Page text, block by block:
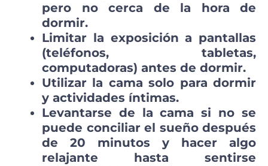
pero no cerca de la hora de
dormir.
Limitar la exposición a pantallas
(teléfonos, tabletas,
computadoras) antes de dormir.
Utilizar la cama solo para dormir
y actividades íntimas.
Levantarse de la cama si no se
puede conciliar el sueño después
de 20 minutos y hacer algo
relajante hasta sentirse